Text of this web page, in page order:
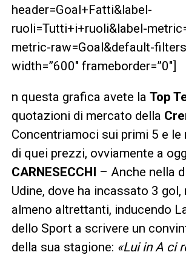
header=Goal+Fatti&label-
ruoli=Tutti+i+ruoli&label-
metric-raw=Goal&default-
width=”600″ frameborder=”0″]
n questa grafica avete la Top
quotazioni di mercato della
Concentriamoci sui primi 5 e
di quei prezzi, ovviamente a
CARNESECCHI – Anche nella
Udine, dove ha incassato 3 gol,
almeno altrettanti, inducendo
dello Sport a scrivere un
della sua stagione: «Lui in A ci